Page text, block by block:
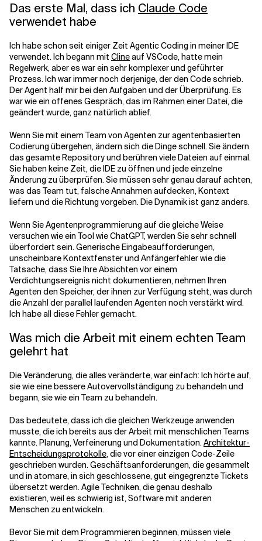
Das erste Mal, dass ich Claude Code
verwendet habe
Ich habe schon seit einiger Zeit Agentic Coding in meiner IDE
verwendet. Ich begann mit Clineauf VSCode, hatte mein
Regelwerk, aber es war ein sehr komplexer und geführter
Prozess. Ich war immer noch derjenige, der den Code schrieb.
Der Agent half mir bei den Aufgaben und der Überprüfung. Es
war wie ein offenes Gespräch, das im Rahmen einer Datei, die
geändert wurde, ganz natürlich ablief.
Wenn Sie mit einem Team von Agenten zur agentenbasierten
Codierung übergehen, ändern sich die Dinge schnell. Sie ändern
das gesamte Repository und berühren viele Dateien auf einmal.
Sie haben keine Zeit, die IDE zu öffnen und jede einzelne
Änderung zu überprüfen. Sie müssen sehr genau darauf achten,
was das Team tut, falsche Annahmen aufdecken, Kontext
liefern und die Richtung vorgeben. Die Dynamik ist ganz anders.
Wenn Sie Agentenprogrammierung auf die gleiche Weise
versuchen wie ein Tool wie ChatGPT, werden Sie sehr schnell
überfordert sein. Generische Eingabeaufforderungen,
unscheinbare Kontextfenster und Anfängerfehler wie die
Tatsache, dass Sie Ihre Absichten vor einem
Verdichtungsereignis nicht dokumentieren, nehmen Ihren
Agenten den Speicher, der ihnen zur Verfügung steht, was durch
die Anzahl der parallel laufenden Agenten noch verstärkt wird.
Ich habe all diese Fehler gemacht.
Was mich die Arbeit mit einem echten Team
gelehrt hat
Die Veränderung, die alles veränderte, war einfach: Ich hörte auf,
sie wie eine bessere Autovervollständigung zu behandeln und
begann, sie wie ein Team zu behandeln.
Das bedeutete, dass ich die gleichen Werkzeuge anwenden
musste, die ich bereits aus der Arbeit mit menschlichen Teams
kannte. Planung, Verfeinerung und Dokumentation.Architektur-
Entscheidungsprotokolle, die vor einer einzigen Code-Zeile
geschrieben wurden. Geschäftsanforderungen, die gesammelt
und in atomare, in sich geschlossene, gut eingegrenzte Tickets
übersetzt werden. Agile Techniken, die genau deshalb
existieren, weil es schwierig ist, Software mit anderen
Menschen zu entwickeln.
Bevor Sie mit dem Programmieren beginnen, müssen viele